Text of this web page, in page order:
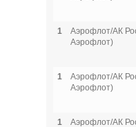
1
Аэрофлот/АК
Аэрофлот)
1
Аэрофлот/АК
Аэрофлот)
1
Аэрофлот/АК